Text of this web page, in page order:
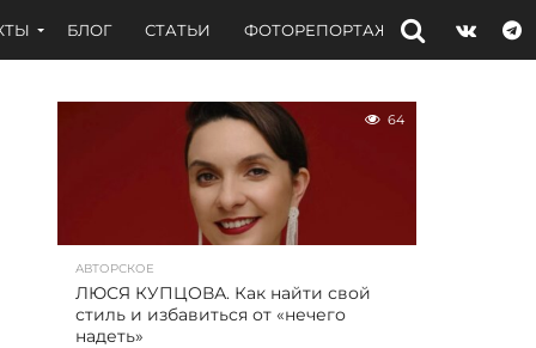
БЛОГ СТАТЬИ ФОТОРЕПОРТАЖИ ИНТЕРВЬЮ
64
АВТОРСКОЕ
ЛЮСЯ КУПЦОВА. Как найти свой
стиль и избавиться от «нечего
надеть»